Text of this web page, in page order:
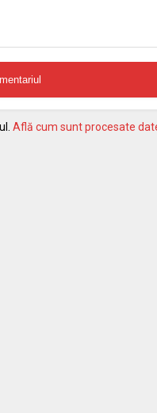
Află cum sunt procesate